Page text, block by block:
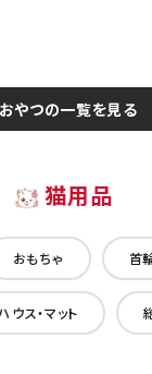
やつの一覧を見る
猫用品
おもちゃ 首
ウス・マット